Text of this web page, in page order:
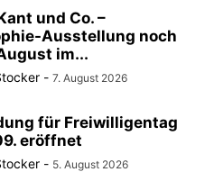
und Co. –
Ausstellung noch
im...
- 7. August 2026
für Freiwilligentag
eröffnet
- 5. August 2026